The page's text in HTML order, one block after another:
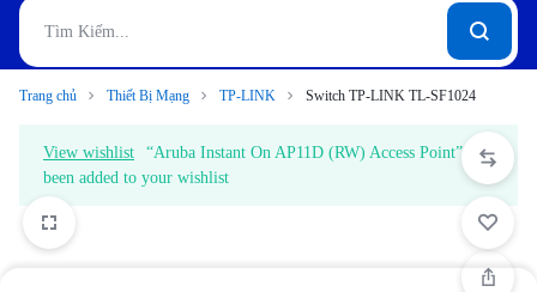
Trang chủ Thiết Bị Mạng TP-LINK Switch TP-LINK TL-SF1024
View wishlist
“Aruba Instant On AP11D (RW) Access Point” has
been added to your wishlist